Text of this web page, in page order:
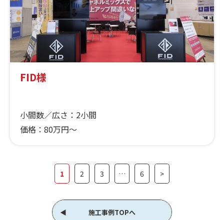
FID様
小間数／広さ： 2小間
価格： 80万円～
1 2 3 … 6 >
施工事例TOPへ